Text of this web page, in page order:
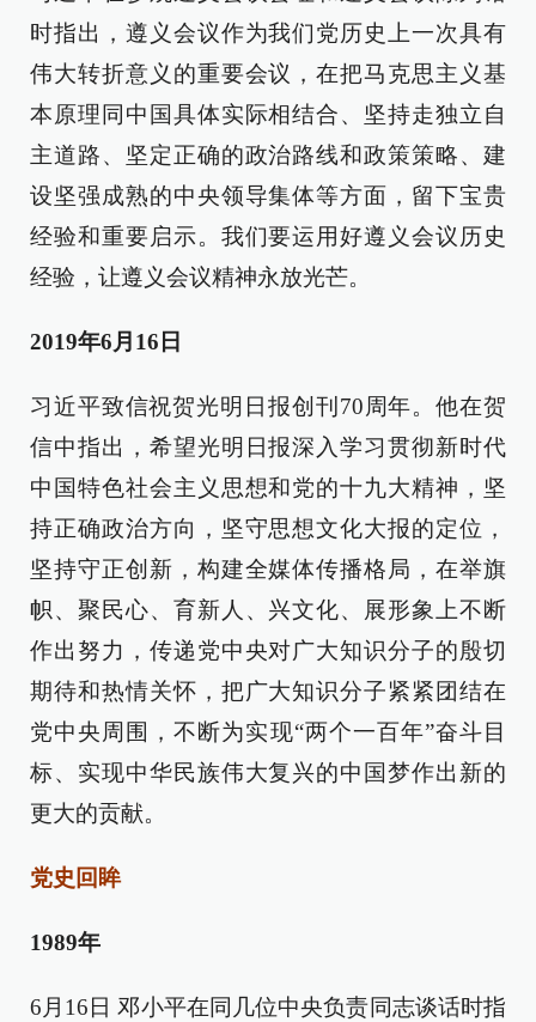
时指出，遵义会议作为我们党历史上一次具有
伟大转折意义的重要会议，在把马克思主义基
本原理同中国具体实际相结合、坚持走独立自
主道路、坚定正确的政治路线和政策策略、建
设坚强成熟的中央领导集体等方面，留下宝贵
经验和重要启示。我们要运用好遵义会议历史
经验，让遵义会议精神永放光芒。
2019年6月16日
习近平致信祝贺光明日报创刊70周年。他在贺
信中指出，希望光明日报深入学习贯彻新时代
中国特色社会主义思想和党的十九大精神，坚
持正确政治方向，坚守思想文化大报的定位，
坚持守正创新，构建全媒体传播格局，在举旗
帜、聚民心、育新人、兴文化、展形象上不断
作出努力，传递党中央对广大知识分子的殷切
期待和热情关怀，把广大知识分子紧紧团结在
党中央周围，不断为实现“两个一百年”奋斗目
标、实现中华民族伟大复兴的中国梦作出新的
更大的贡献。
党史回眸
1989年
6月16日 邓小平在同几位中央负责同志谈话时指